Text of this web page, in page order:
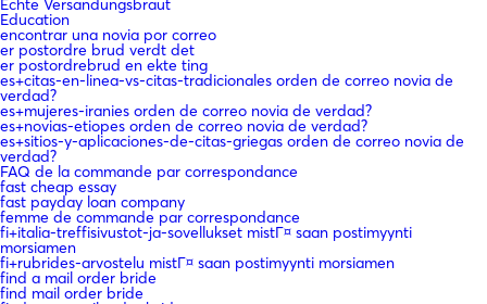
Echte Versandungsbraut
Education
encontrar una novia por correo
er postordre brud verdt det
er postordrebrud en ekte ting
es+citas-en-linea-vs-citas-tradicionales orden de correo novia de
verdad?
es+mujeres-iranies orden de correo novia de verdad?
es+novias-etiopes orden de correo novia de verdad?
es+sitios-y-aplicaciones-de-citas-griegas orden de correo novia de
verdad?
FAQ de la commande par correspondance
fast cheap essay
fast payday loan company
femme de commande par correspondance
fi+italia-treffisivustot-ja-sovellukset mistГ¤ saan postimyynti
morsiamen
fi+rubrides-arvostelu mistГ¤ saan postimyynti morsiamen
find a mail order bride
find mail order bride